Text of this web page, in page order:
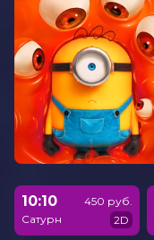
10:10
Сатурн
450 руб.
2D